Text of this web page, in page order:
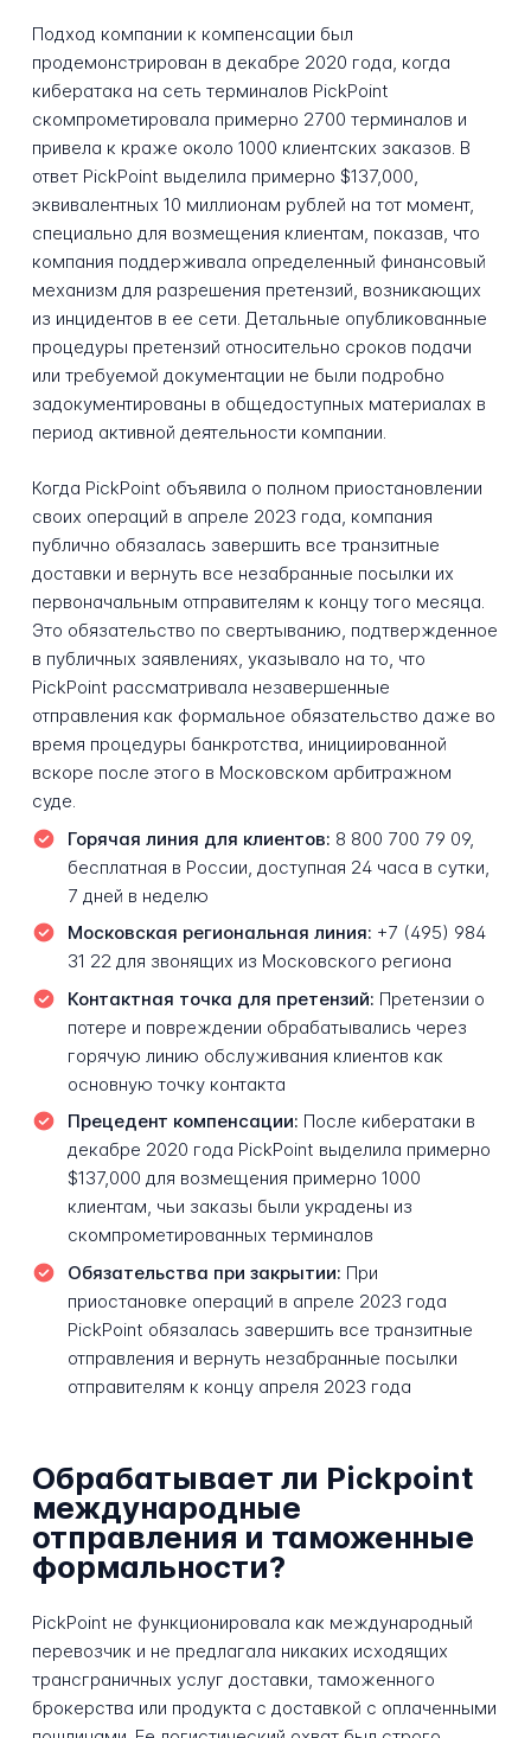
Подход компании к компенсации был
продемонстрирован в декабре 2020 года, когда
кибератака на сеть терминалов PickPoint
скомпрометировала примерно 2700 терминалов и
привела к краже около 1000 клиентских заказов. В
ответ PickPoint выделила примерно $137,000,
эквивалентных 10 миллионам рублей на тот момент,
специально для возмещения клиентам, показав, что
компания поддерживала определенный финансовый
механизм для разрешения претензий, возникающих
из инцидентов в ее сети. Детальные опубликованные
процедуры претензий относительно сроков подачи
или требуемой документации не были подробно
задокументированы в общедоступных материалах в
период активной деятельности компании.
Когда PickPoint объявила о полном приостановлении
своих операций в апреле 2023 года, компания
публично обязалась завершить все транзитные
доставки и вернуть все незабранные посылки их
первоначальным отправителям к концу того месяца.
Это обязательство по свертыванию, подтвержденное
в публичных заявлениях, указывало на то, что
PickPoint рассматривала незавершенные
отправления как формальное обязательство даже во
время процедуры банкротства, инициированной
вскоре после этого в Московском арбитражном
суде.
Горячая линия для клиентов: 8 800 700 79 09,
бесплатная в России, доступная 24 часа в сутки,
7 дней в неделю
Московская региональная линия: +7 (495) 984
31 22 для звонящих из Московского региона
Контактная точка для претензий: Претензии о
потере и повреждении обрабатывались через
горячую линию обслуживания клиентов как
основную точку контакта
Прецедент компенсации: После кибератаки в
декабре 2020 года PickPoint выделила примерно
$137,000 для возмещения примерно 1000
клиентам, чьи заказы были украдены из
скомпрометированных терминалов
Обязательства при закрытии: При
приостановке операций в апреле 2023 года
PickPoint обязалась завершить все транзитные
отправления и вернуть незабранные посылки
отправителям к концу апреля 2023 года
Обрабатывает ли Pickpoint
международные
отправления и таможенные
формальности?
PickPoint не функционировала как международный
перевозчик и не предлагала никаких исходящих
трансграничных услуг доставки, таможенного
брокерства или продукта с доставкой с оплаченными